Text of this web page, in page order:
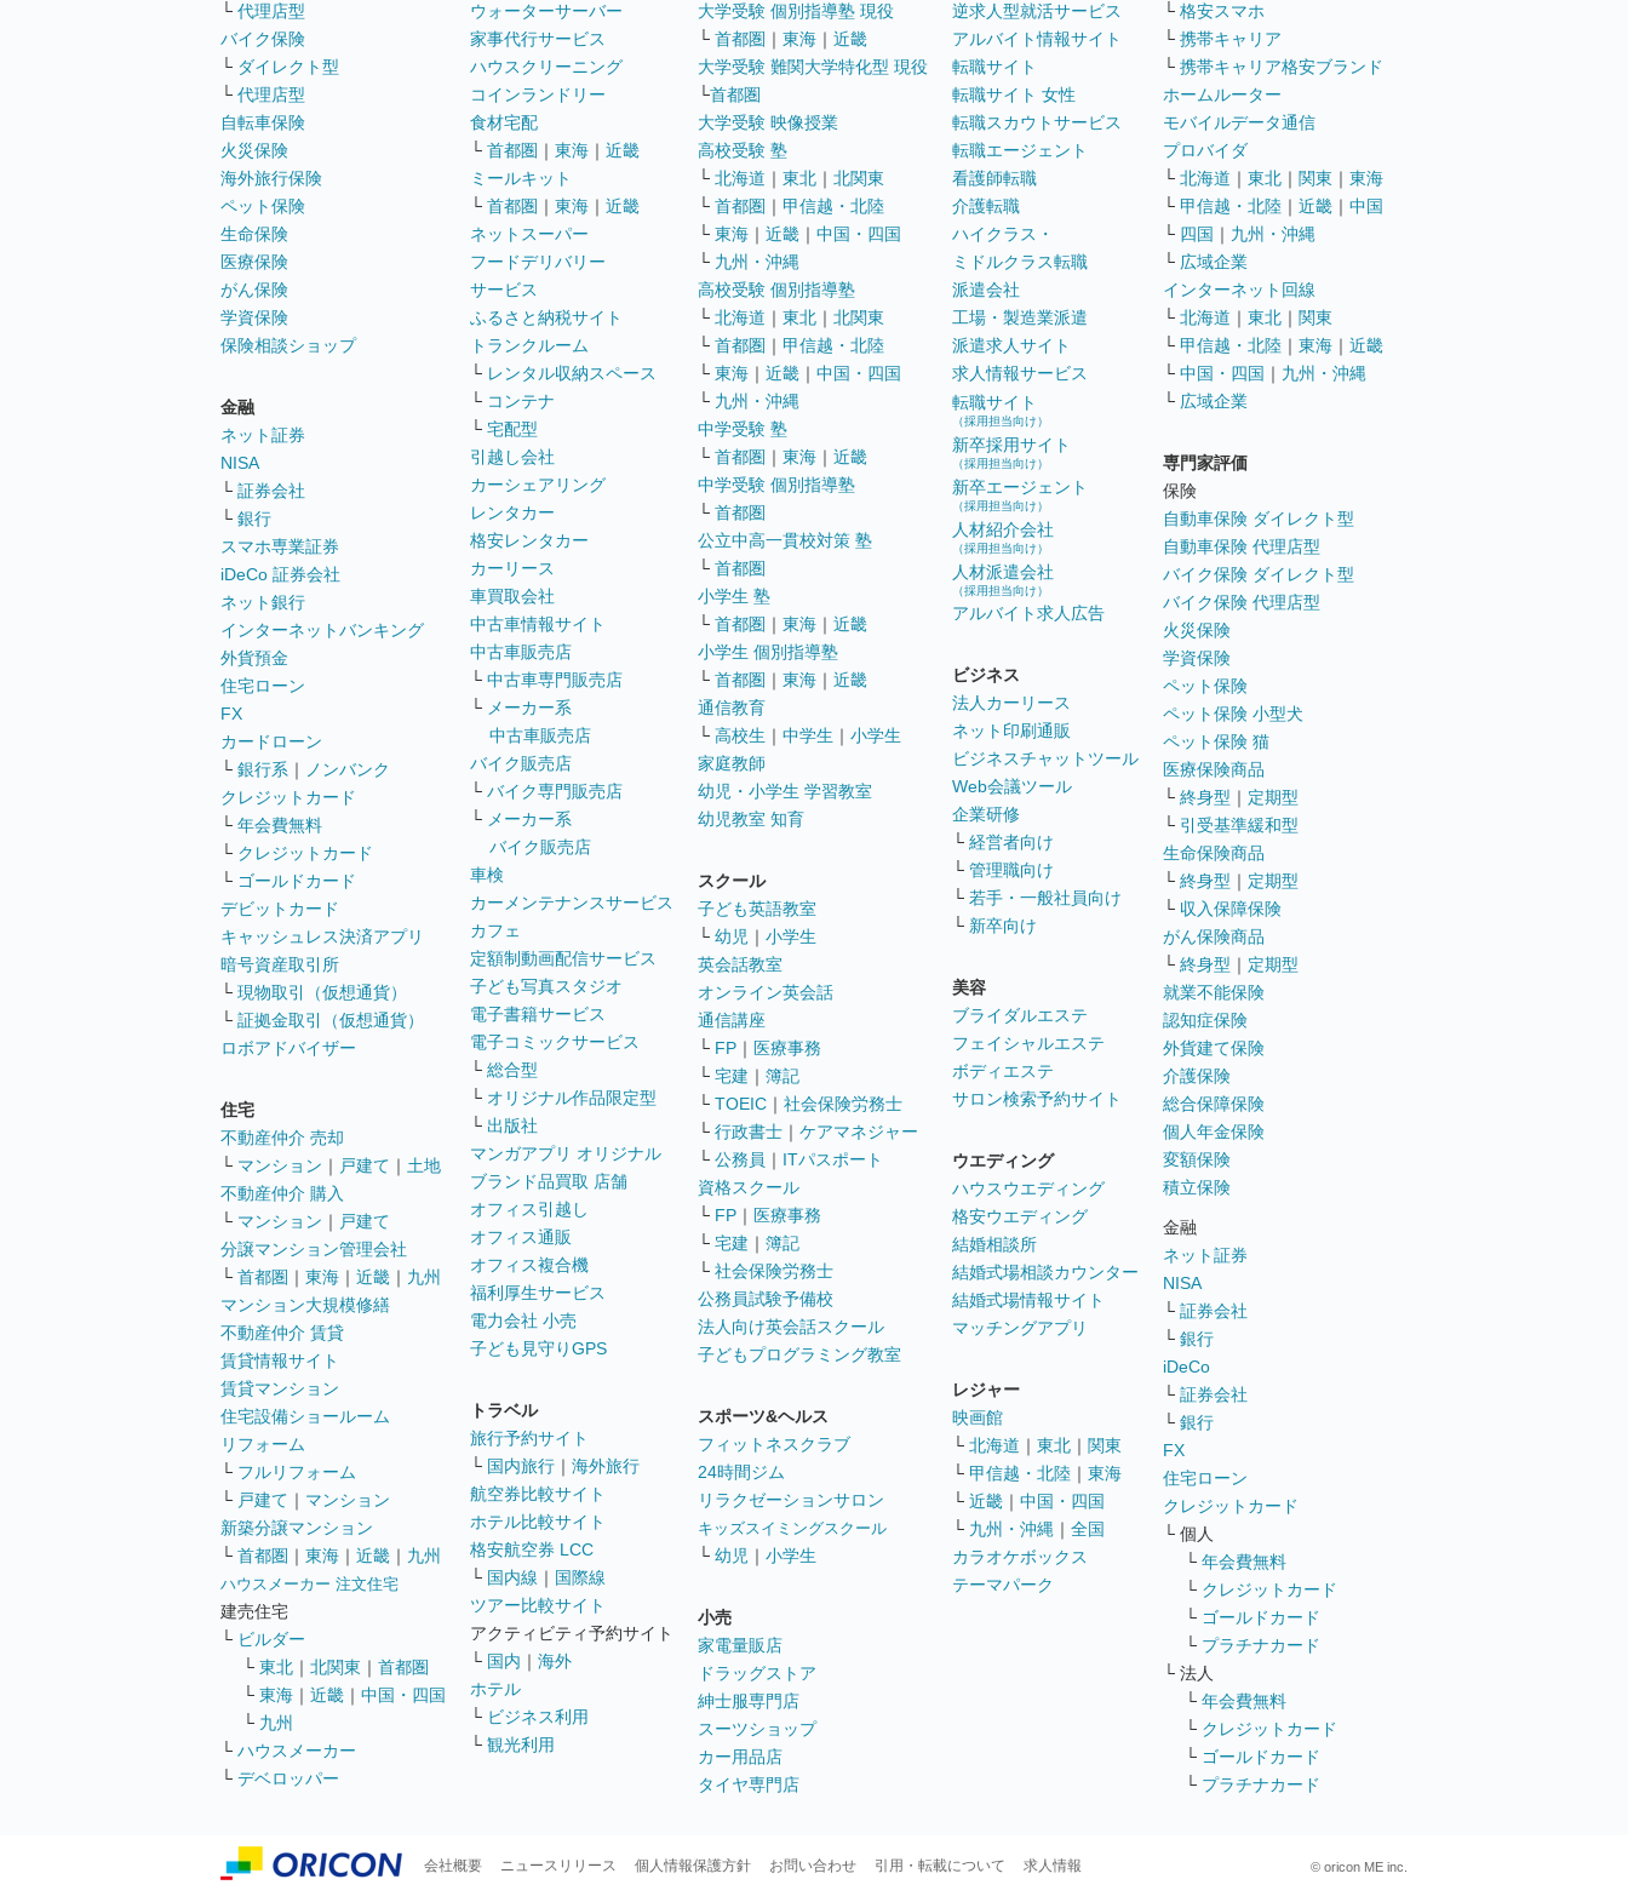
└ 代理店型
バイク保険
└ ダイレクト型
└ 代理店型
自転車保険
火災保険
海外旅行保険
ペット保険
生命保険
医療保険
がん保険
学資保険
保険相談ショップ
金融
ネット証券
NISA
└ 証券会社
└ 銀行
スマホ専業証券
iDeCo 証券会社
ネット銀行
インターネットバンキング
外貨預金
住宅ローン
FX
カードローン
└ 銀行系 ｜
ノンバンク
クレジットカード
└ 年会費無料
└ クレジットカード
└ ゴールドカード
デビットカード
キャッシュレス決済アプリ
暗号資産取引所
└ 現物取引（仮想通貨）
└ 証拠金取引（仮想通貨）
ロボアドバイザー
住宅
不動産仲介 売却
└ マンション ｜ 戸建て ｜ 土地
不動産仲介 購入
└ マンション ｜ 戸建て
分譲マンション管理会社
└ 首都圏 ｜ 東海 ｜ 近畿 ｜ 九州
マンション大規模修繕
不動産仲介 賃貸
賃貸情報サイト
賃貸マンション
住宅設備ショールーム
リフォーム
└ フルリフォーム
└ 戸建て ｜ マンション
新築分譲マンション
└ 首都圏 ｜ 東海 ｜ 近畿 ｜ 九州
ハウスメーカー 注文住宅
建売住宅
└ ビルダー
└ 東北 ｜ 北関東 ｜ 首都圏
└ 東海 ｜ 近畿 ｜ 中国・四国
└ 九州
└ ハウスメーカー
└ デベロッパー
ウォーターサーバー
家事代行サービス
ハウスクリーニング
コインランドリー
食材宅配
└ 首都圏 ｜ 東海 ｜ 近畿
ミールキット
└ 首都圏 ｜ 東海 ｜ 近畿
ネットスーパー
フードデリバリー
サービス
ふるさと納税サイト
トランクルーム
└ レンタル収納スペース
└ コンテナ
└ 宅配型
引越し会社
カーシェアリング
レンタカー
格安レンタカー
カーリース
車買取会社
中古車情報サイト
中古車販売店
└ 中古車専門販売店
└ メーカー系
中古車販売店
バイク販売店
└ バイク専門販売店
└ メーカー系
バイク販売店
車検
カーメンテナンスサービス
カフェ
定額制動画配信サービス
子ども写真スタジオ
電子書籍サービス
電子コミックサービス
└ 総合型
└ オリジナル作品限定型
└ 出版社
マンガアプリ オリジナル
ブランド品買取 店舗
オフィス引越し
オフィス通販
オフィス複合機
福利厚生サービス
電力会社 小売
子ども見守りGPS
トラベル
旅行予約サイト
└ 国内旅行 ｜ 海外旅行
航空券比較サイト
ホテル比較サイト
格安航空券 LCC
└ 国内線 ｜ 国際線
ツアー比較サイト
アクティビティ予約サイト
└ 国内 ｜ 海外
ホテル
└ ビジネス利用
└ 観光利用
大学受験 個別指導塾 現役
└ 首都圏 ｜ 東海 ｜ 近畿
大学受験 難関大学特化型 現役
└首都圏
大学受験 映像授業
高校受験 塾
└ 北海道 ｜ 東北 ｜ 北関東
└ 首都圏 ｜ 甲信越・北陸
└ 東海 ｜ 近畿 ｜ 中国・四国
└ 九州・沖縄
高校受験 個別指導塾
└ 北海道 ｜ 東北 ｜ 北関東
└ 首都圏 ｜ 甲信越・北陸
└ 東海 ｜ 近畿 ｜ 中国・四国
└ 九州・沖縄
中学受験 塾
└ 首都圏 ｜ 東海 ｜ 近畿
中学受験 個別指導塾
└ 首都圏
公立中高一貫校対策 塾
└ 首都圏
小学生 塾
└ 首都圏 ｜ 東海 ｜ 近畿
小学生 個別指導塾
└ 首都圏 ｜ 東海 ｜ 近畿
通信教育
└ 高校生 ｜ 中学生 ｜ 小学生
家庭教師
幼児・小学生 学習教室
幼児教室 知育
スクール
子ども英語教室
└ 幼児 ｜ 小学生
英会話教室
オンライン英会話
通信講座
└ FP ｜ 医療事務
└ 宅建 ｜ 簿記
└ TOEIC ｜ 社会保険労務士
└ 行政書士 ｜ ケアマネジャー
└ 公務員 ｜ ITパスポート
資格スクール
└ FP ｜ 医療事務
└ 宅建 ｜ 簿記
└ 社会保険労務士
公務員試験予備校
法人向け英会話スクール
子どもプログラミング教室
スポーツ&ヘルス
フィットネスクラブ
24時間ジム
リラクゼーションサロン
キッズスイミングスクール
└ 幼児 ｜ 小学生
小売
家電量販店
ドラッグストア
紳士服専門店
スーツショップ
カー用品店
タイヤ専門店
逆求人型就活サービス
アルバイト情報サイト
転職サイト
転職サイト 女性
転職スカウトサービス
転職エージェント
看護師転職
介護転職
ハイクラス・
ミドルクラス転職
派遣会社
工場・製造業派遣
派遣求人サイト
求人情報サービス
転職サイト
（採用担当向け）
新卒採用サイト
（採用担当向け）
新卒エージェント
（採用担当向け）
人材紹介会社
（採用担当向け）
人材派遣会社
（採用担当向け）
アルバイト求人広告
ビジネス
法人カーリース
ネット印刷通販
ビジネスチャットツール
Web会議ツール
企業研修
└ 経営者向け
└ 管理職向け
└ 若手・一般社員向け
└ 新卒向け
美容
ブライダルエステ
フェイシャルエステ
ボディエステ
サロン検索予約サイト
ウエディング
ハウスウエディング
格安ウエディング
結婚相談所
結婚式場相談カウンター
結婚式場情報サイト
マッチングアプリ
レジャー
映画館
└ 北海道 ｜ 東北 ｜ 関東
└ 甲信越・北陸 ｜ 東海
└ 近畿 ｜ 中国・四国
└ 九州・沖縄 ｜ 全国
カラオケボックス
テーマパーク
└ 格安スマホ
└ 携帯キャリア
└ 携帯キャリア格安ブランド
ホームルーター
モバイルデータ通信
プロバイダ
└ 北海道 ｜ 東北 ｜ 関東 ｜ 東海
└ 甲信越・北陸 ｜ 近畿 ｜ 中国
└ 四国 ｜ 九州・沖縄
└ 広域企業
インターネット回線
└ 北海道 ｜ 東北 ｜ 関東
└ 甲信越・北陸 ｜ 東海 ｜ 近畿
└ 中国・四国 ｜ 九州・沖縄
└ 広域企業
専門家評価
保険
自動車保険 ダイレクト型
自動車保険 代理店型
バイク保険 ダイレクト型
バイク保険 代理店型
火災保険
学資保険
ペット保険
ペット保険 小型犬
ペット保険 猫
医療保険商品
└ 終身型 ｜ 定期型
└ 引受基準緩和型
生命保険商品
└ 終身型 ｜ 定期型
└ 収入保障保険
がん保険商品
└ 終身型 ｜ 定期型
就業不能保険
認知症保険
外貨建て保険
介護保険
総合保障保険
個人年金保険
変額保険
積立保険
金融
ネット証券
NISA
└ 証券会社
└ 銀行
iDeCo
└ 証券会社
└ 銀行
FX
住宅ローン
クレジットカード
└ 個人
└ 年会費無料
└ クレジットカード
└ ゴールドカード
└ プラチナカード
└ 法人
└ 年会費無料
└ クレジットカード
└ ゴールドカード
└ プラチナカード
会社概要 ニュースリリース 個人情報保護方針 お問い合わせ 引用・転載について 求人情報 © oricon ME inc.